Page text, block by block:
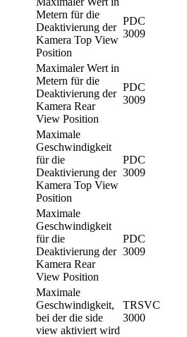
Metern für die
Deaktivierung der
Kamera Top View
Position
PDC
3009
Maximaler Wert in
Metern für die
Deaktivierung der
Kamera Rear
View Position
PDC
3009
Maximale
Geschwindigkeit
für die
Deaktivierung der
Kamera Top View
Position
PDC
3009
Maximale
Geschwindigkeit
für die
Deaktivierung der
Kamera Rear
View Position
PDC
3009
Maximale
Geschwindigkeit,
bei der die side
view aktiviert wird
TRSVC
3000